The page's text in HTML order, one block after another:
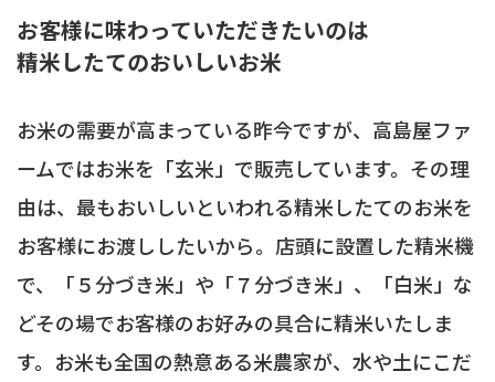
お客様に味わっていただきたいのは
精米したてのおいしいお米
お米の需要が高まっている昨今ですが、高島屋ファ
ームではお米を「玄米」で販売しています。その理
由は、最もおいしいといわれる精米したてのお米を
お客様にお渡ししたいから。店頭に設置した精米機
で、「５分づき米」や「７分づき米」、「白米」な
どその場でお客様のお好みの具合に精米いたしま
す。お米も全国の熱意ある米農家が、水や土にこだ